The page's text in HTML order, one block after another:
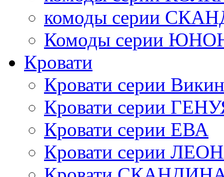
комоды серии
Комоды серии
Кровати
Кровати серии
Кровати серии
Кровати серии ЕВА
Кровати серии